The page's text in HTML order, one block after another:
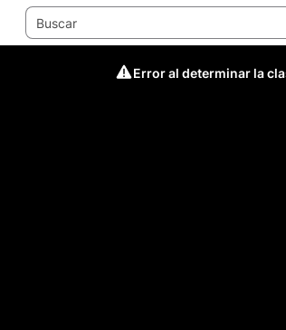
Error al determinar la